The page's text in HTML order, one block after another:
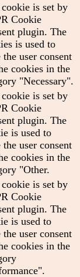
is set by
Cookie
plugin. The
is used to
the user consent
cookies in the
"Necessary".
is set by
Cookie
plugin. The
is used to
the user consent
cookies in the
"Other.
is set by
Cookie
plugin. The
is used to
the user consent
cookies in the